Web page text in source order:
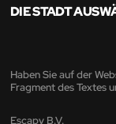
DIE STADT
Haben Sie auf der
Fragment des Textes
Escapy B.V.